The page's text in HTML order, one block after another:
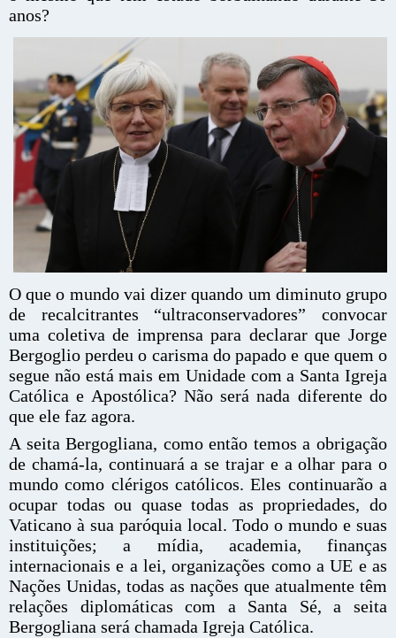
anos?
O que o mundo vai dizer quando um diminuto grupo
de recalcitrantes “ultraconservadores” convocar
uma coletiva de imprensa para declarar que Jorge
Bergoglio perdeu o carisma do papado e que quem o
segue não está mais em Unidade com a Santa Igreja
Católica e Apostólica? Não será nada diferente do
que ele faz agora.
A seita Bergogliana, como então temos a obrigação
de chamá-la, continuará a se trajar e a olhar para o
mundo como clérigos católicos. Eles continuarão a
ocupar todas ou quase todas as propriedades, do
Vaticano à sua paróquia local. Todo o mundo e suas
instituições; a mídia, academia, finanças
internacionais e a lei, organizações como a UE e as
Nações Unidas, todas as nações que atualmente têm
relações diplomáticas com a Santa Sé, a seita
Bergogliana será chamada Igreja Católica.